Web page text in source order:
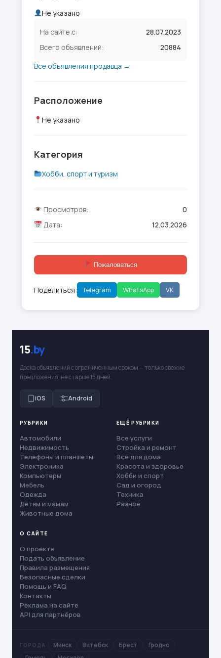
Не указано
На сайте с:
28.07.2023
Всего объявлений:
20884
Все объявления продавца →
Расположение
Не указано
Категория
Хобби, спорт и туризм
Просмотров:
0
Дата:
12.03.2026
Пожаловаться
Поделиться: Telegram WhatsApp VK
15.by
Доска объявлений с ограниченным сроком — только свежие
предложения, не старше 15 дней.
iOS Android
РУБРИКИ
Автомобили
Недвижимость
Телефоны и планшеты
Электроника
Компьютеры
Мебель
Одежда
Детям и мамам
Животные дома
ЕЩЁ РУБРИКИ
Все услуги
Стройка и ремонт
Все для дома
Красота и здоровье
Хобби и спорт
Сад и огород
Техника
Разное
О САЙТЕ
О проекте
Подать объявление
Правила размещения
Безопасные сделки
Помощь и FAQ
Контакты
Реклама на сайте
API для партнёров
ГОРОДА Минск Витебск Брест
Гродно